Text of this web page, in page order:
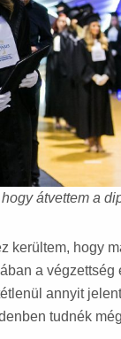
átvettem a
kerültem, hogy
a végzettség
annyit
tudnék